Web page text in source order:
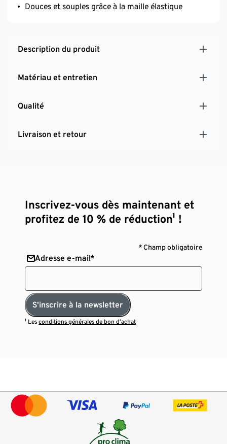
Douces et souples grâce à la maille élastique
Description du produit
Matériau et entretien
Qualité
Livraison et retour
Inscrivez-vous dès maintenant et
profitez de 10 % de réduction¹ !
* Champ obligatoire
Adresse e-mail*
S'inscrire à la newsletter
¹ Lesconditions générales de bon d’achat